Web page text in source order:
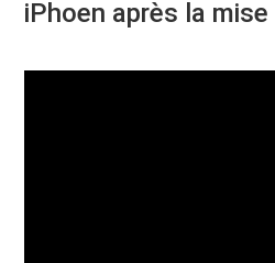
iPhoen après la mise